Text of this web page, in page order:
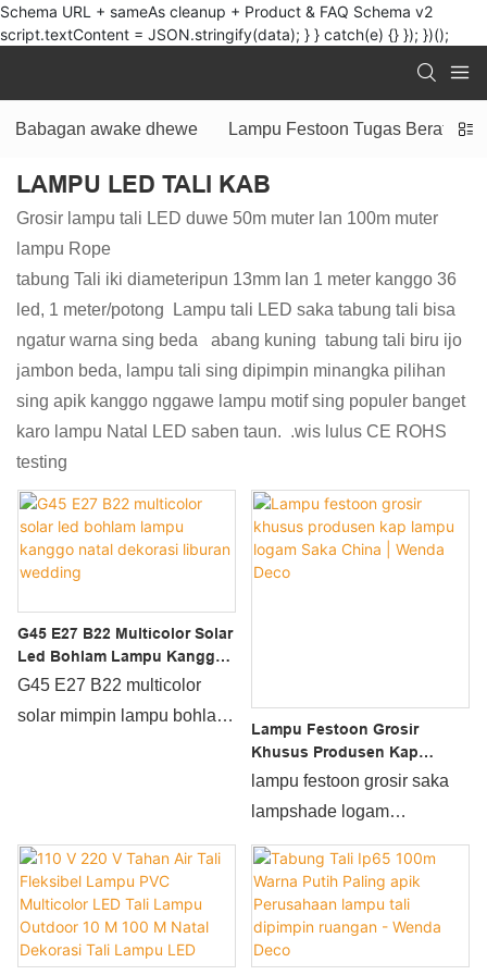
Schema URL + sameAs cleanup + Product & FAQ Schema v2
script.textContent = JSON.stringify(data); } } catch(e) {} }); })();
Babagan awake dhewe Lampu Festoon Tugas Berat
LAMPU LED TALI KAB
Grosir lampu tali LED duwe 50m muter lan 100m muter
lampu Rope
tabung Tali iki diameteripun 13mm lan 1 meter kanggo 36
led, 1 meter/potong Lampu tali LED saka tabung tali bisa
ngatur warna sing beda abang kuning tabung tali biru ijo
jambon beda, lampu tali sing dipimpin minangka pilihan
sing apik kanggo nggawe lampu motif sing populer banget
karo lampu Natal LED saben taun. .wis lulus CE ROHS
testing
G45 E27 B22 Multicolor Solar
Led Bohlam Lampu Kanggo
Natal Dekorasi Liburan
G45 E27 B22 multicolor
solar mimpin lampu bohlam
crystallization saka
teknologi perusahaan liwat
taun, kanthi panutup
dikarepake pasar, lan
Lampu Festoon Grosir
Khusus Produsen Kap
Lampu Logam Saka China |
lampu festoon grosir saka
lampshade logam
dibandhingake karo produk
padha ing pasar, wis
kaluwihan pinunjul
incomparable ing syarat-
syarat kinerja, kualitas,